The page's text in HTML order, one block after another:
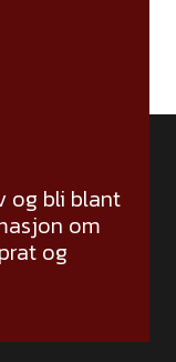
og bli blant
om
og